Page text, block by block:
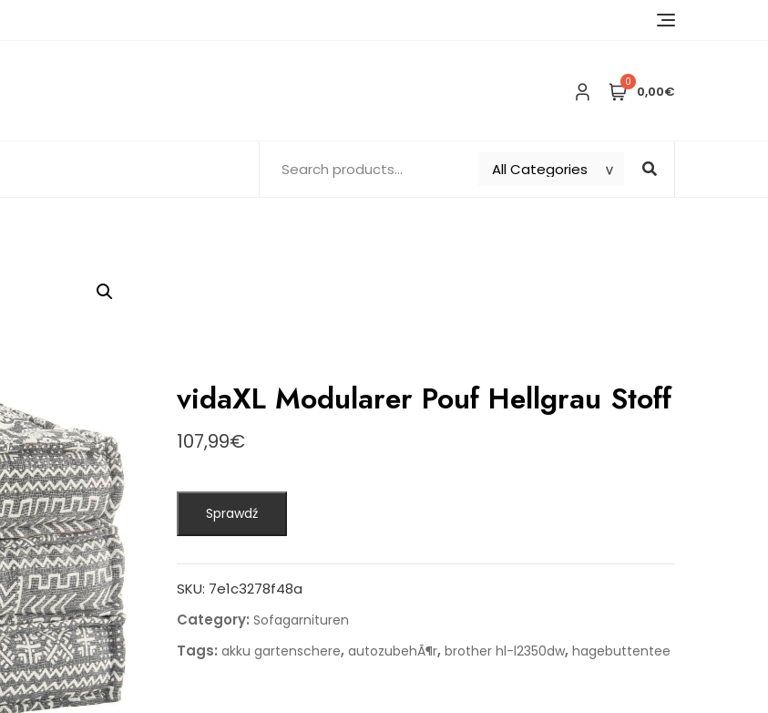
0
0,00€
vidaXL Modularer Pouf Hellgrau Stoff
107,99€
Sprawdź
SKU: 7e1c3278f48a
Category: Sofagarnituren
Tags: akku gartenschere, autozubehÃ¶r, brother hl-l2350dw, hagebuttentee